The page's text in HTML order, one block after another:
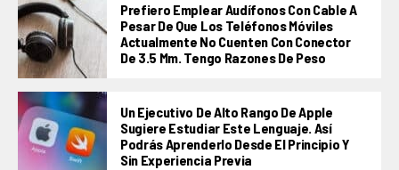
Prefiero Emplear Audífonos Con Cable A
Pesar De Que Los Teléfonos Móviles
Actualmente No Cuenten Con Conector
De 3.5 Mm. Tengo Razones De Peso
Un Ejecutivo De Alto Rango De Apple
Sugiere Estudiar Este Lenguaje. Así
Podrás Aprenderlo Desde El Principio Y
Sin Experiencia Previa